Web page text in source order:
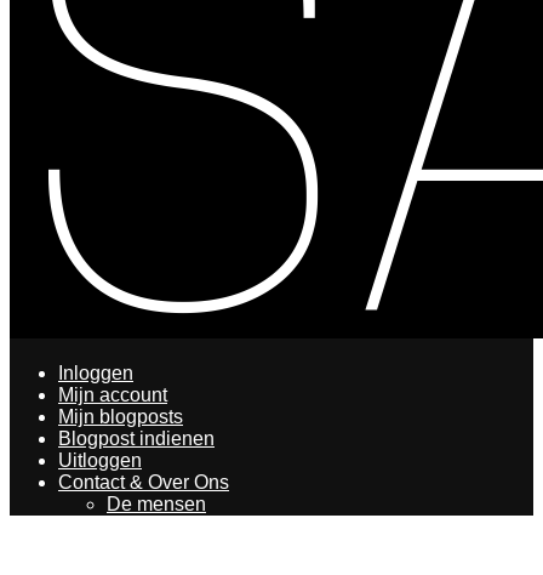
Inloggen
Mijn account
Mijn blogposts
Blogpost indienen
Uitloggen
Contact & Over Ons
De mensen